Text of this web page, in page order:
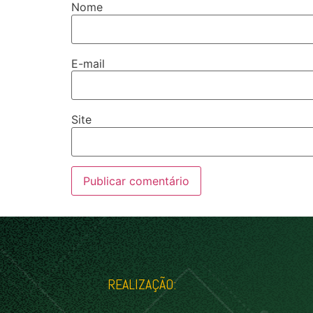
Nome
E-mail
Site
REALIZAÇÃO: